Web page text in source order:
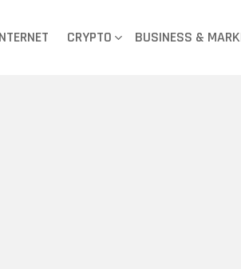
CRYPTO BUSINESS &